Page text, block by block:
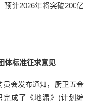
预计2026年将突破200亿
体标准征求意见
员会发布通知，厨卫五金
完成了《地漏》(计划编